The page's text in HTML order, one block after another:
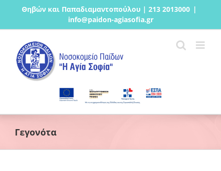
Μετάβαση
περιεχόμενο
Θηβών και Παπαδιαμαντοπούλου | 213 2013000 |
info@paidon-agiasofia.gr
Γεγονότα